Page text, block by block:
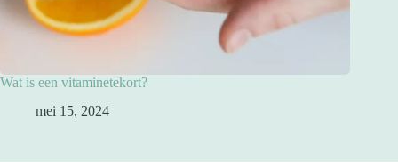
Wat is een vitaminetekort?
mei 15, 2024